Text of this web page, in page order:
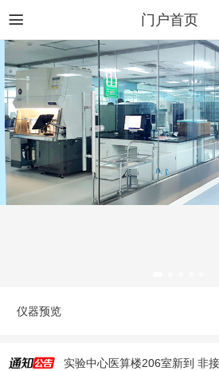
门户首页
仪器预览
实验中心医算楼206室新到 非